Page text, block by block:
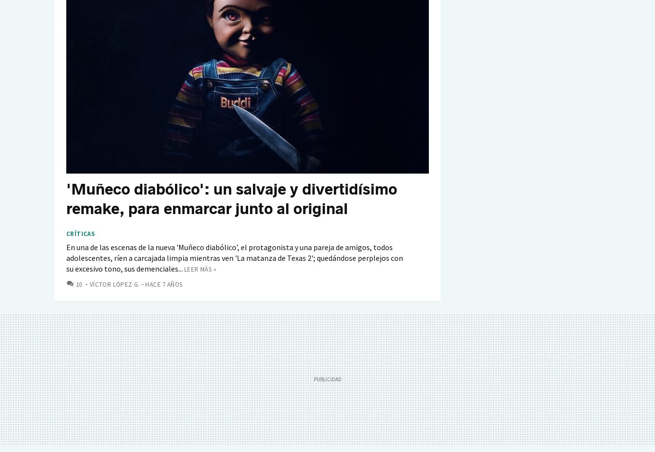
'Muñeco diabólico': un salvaje y divertidísimo
remake, para enmarcar junto al original
CRÍTICAS
En una de las escenas de la nueva 'Muñeco diabólico', el protagonista y una pareja de amigos, todos
adolescentes, ríen a carcajada limpia mientras ven 'La matanza de Texas 2'; quedándose perplejos con
su excesivo tono, sus demenciales... LEER MÁS »
10 COMENTARIOS
VÍCTOR LÓPEZ G. HACE 7 AÑOS